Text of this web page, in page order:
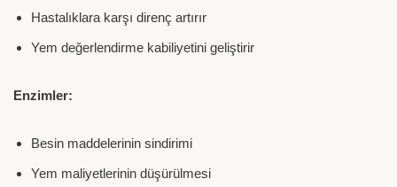
Hastalıklara karşı direnç artırır
Yem değerlendirme kabiliyetini geliştirir
Enzimler:
Besin maddelerinin sindirimi
Yem maliyetlerinin düşürülmesi